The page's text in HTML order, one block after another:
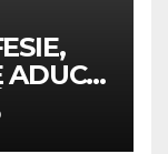
ADUC
/